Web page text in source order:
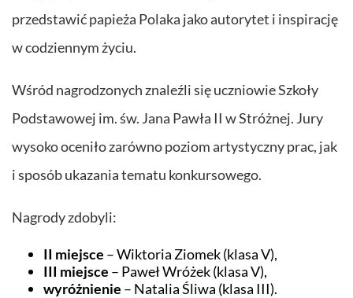
przedstawić papieża Polaka jako autorytet i inspirację
w codziennym życiu.
Wśród nagrodzonych znaleźli się uczniowie Szkoły
Podstawowej im. św. Jana Pawła II w Stróżnej. Jury
wysoko oceniło zarówno poziom artystyczny prac, jak
i sposób ukazania tematu konkursowego.
Nagrody zdobyli:
II miejsce – Wiktoria Ziomek (klasa V),
III miejsce – Paweł Wróżek (klasa V),
wyróżnienie – Natalia Śliwa (klasa III).